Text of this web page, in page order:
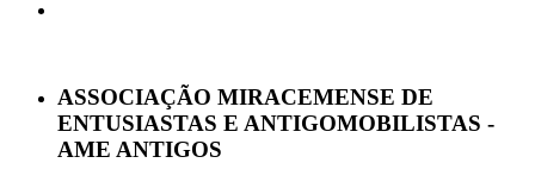
ASSOCIAÇÃO MIRACEMENSE DE
ENTUSIASTAS E ANTIGOMOBILISTAS -
AME ANTIGOS